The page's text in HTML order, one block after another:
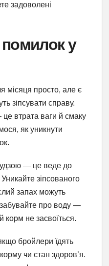
задоволені
у
місяця просто, але є
зіпсувати справу.
втрата ваги й смаку
як уникнути
— це веде до
зіпсованого
запах можуть
про воду —
корм не засвоїться.
бройлери їдять
чи стан здоров’я.